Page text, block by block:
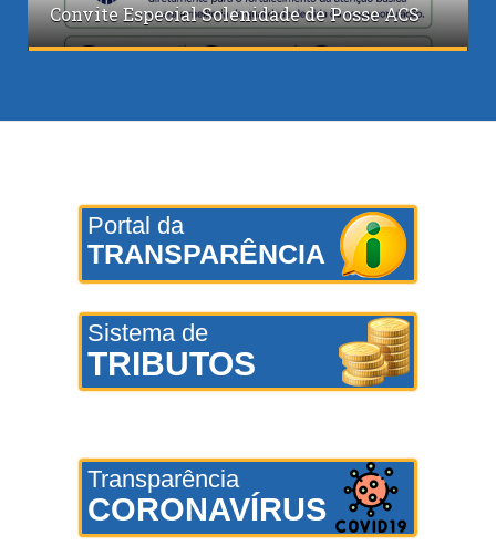
Convite Especial Solenidade de Posse ACS
Portal da
TRANSPARÊNCIA
Sistema de
TRIBUTOS
Transparência
CORONAVÍRUS